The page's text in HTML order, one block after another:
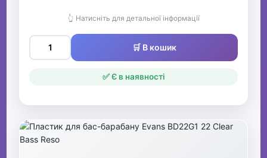
👆 Натисніть для детальної інформації
🛒 В кошик
✅ Є в наявності